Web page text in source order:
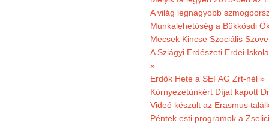
A világ legnagyobb
Munkalehetőség a Bükkösdi
Mecsek Kincse Szociális
A Sziágyi Erdészeti Erdei
»
Erdők Hete a SEFAG Zrt-nél »
Környezetünkért Díjat kapott
Videó készült az Erasmus
Péntek esti programok a